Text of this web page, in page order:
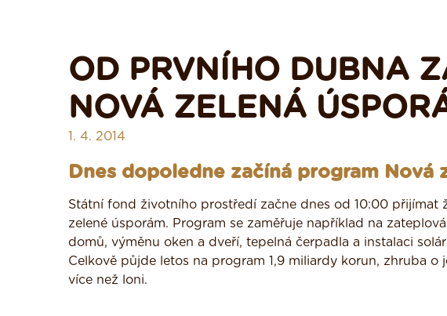
OD PRVNÍHO DUBNA
NOVÁ ZELENÁ
1. 4. 2014
Dnes dopoledne začíná program Nová
Státní fond životního prostředí začne dnes od 10:00 přijímat
zelené úsporám. Program se zaměřuje například na
domů, výměnu oken a dveří, tepelná čerpadla a instalaci
Celkově půjde letos na program 1,9 miliardy korun, zhruba o
více než loni.